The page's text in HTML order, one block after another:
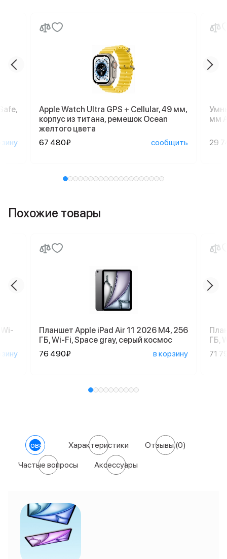
Apple Watch Ultra GPS + Cellular, 49 мм,
корпус из титана, ремешок Ocean
желтого цвета
67 480₽
сообщить
мм
29
Похожие товары
Планшет Apple iPad Air 11 2026 M4, 256
ГБ, Wi-Fi, Space gray, серый космос
76 490₽
в корзину
ГБ,
71
О товаре Характеристики Отзывы(0)
Частые вопросы Аксессуары